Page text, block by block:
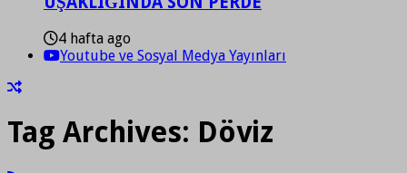
4 hafta ago
Youtube ve Sosyal Medya Yayınları
Tag Archives: Döviz